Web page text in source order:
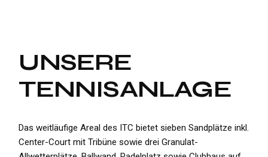
UNSERE
TENNISANLAGE
Das weitläufige Areal des ITC bietet sieben Sandplätze inkl.
Center-Court mit Tribüne sowie drei Granulat-